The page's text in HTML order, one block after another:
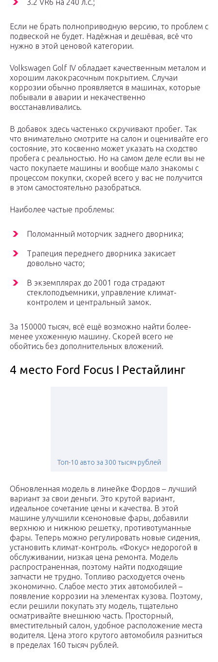
3.2 VR6 на 240 л.с.;
Если не брать полноприводную версию, то проблем с
подвеской не будет. Надёжная и дешёвая, всё что
нужно в этой ценовой категории.
Volkswagen Golf IV обладает качественным металом и
хорошим лакокрасочным покрытием. Случаи
коррозии обычно проявляется в машинах, которые
побывали в аварии и некачественно
восстанавливались.
В добавок здесь частенько скручивают пробег. Так
что внимательно смотрите на салон и оценивайте его
состояние, это косвенно может указать на сходство
пробега с реальностью. Но на самом деле если вы не
часто покупаете машины и вообще мало знакомы с
процессом покупки, скорей всего у вас не получится
в этом самостоятельно разобраться.
Наиболее частые проблемы:
Поломанный моторчик заднего дворника;
Трапеция переднего дворника закисает
довольно часто;
В экземплярах до 2001 года страдают
стеклоподъемники, управление климат-
контролем и центральный замок.
За 150000 тысяч, всё ещё возможно найти более-
менее ухоженную машину. Скорей всего не
обойтись без дополнительных вложений.
4 место Ford Focus I Рестайлинг
Топ-10 авто за 300 тысяч рублей
Обновленная модель в линейке Фордов – лучший
вариант за свои деньги. Это крутой вариант,
идеальное сочетание цены и качества. В этой
машине улучшили ксеноновые фары, добавили
верхнюю и нижнюю решетку, противотуманные
фары. Теперь можно регулировать новые сидения,
установить климат-контроль. «Фокус» недорогой в
обслуживании, низкая цена ремонта. Модель
распространенная, поэтому найти подходящие
запчасти не трудно. Топливо расходуется очень
экономично. Слабое место этих автомобилей –
появление коррозии на элементах кузова. Поэтому,
если решили покупать эту модель, тщательно
осматривайте внешнюю часть. Просторный,
вместительный салон, удобное расположение места
водителя. Цена этого крутого автомобиля разниться
в пределах 160 тысяч рублей.